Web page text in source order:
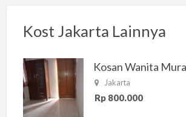
Kost Jakarta Lainnya
Jakarta
Rp 800.000